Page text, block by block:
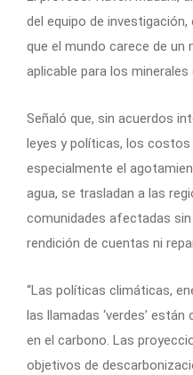
del equipo de
que el mundo carece de un
aplicable para los
Señaló que, sin acuerdos
leyes y políticas, los costos
especialmente el
agua, se trasladan a las
comunidades afectadas
rendición de cuentas ni
“Las políticas climáticas,
las llamadas ‘verdes’
en el carbono. Las
objetivos de